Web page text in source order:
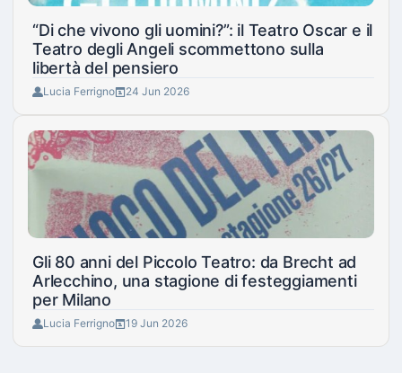
“Di che vivono gli uomini?”: il Teatro Oscar e il
Teatro degli Angeli scommettono sulla
libertà del pensiero
Lucia Ferrigno 24 Jun 2026
Gli 80 anni del Piccolo Teatro: da Brecht ad
Arlecchino, una stagione di festeggiamenti
per Milano
Lucia Ferrigno 19 Jun 2026